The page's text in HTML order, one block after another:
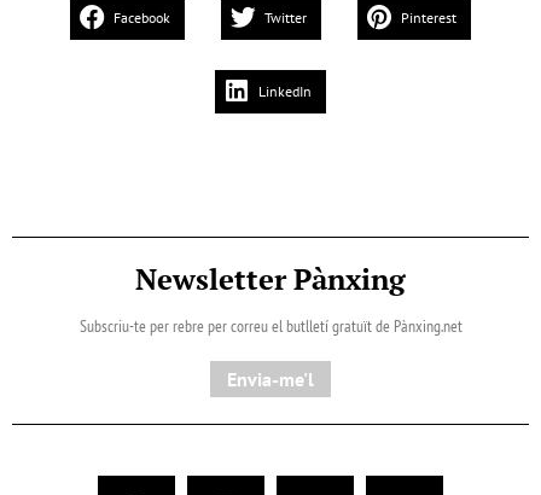
Facebook Twitter Pinterest
LinkedIn
Newsletter Pànxing
Subscriu-te per rebre per correu el butlletí gratuït de Pànxing.net​
Envia-me'l